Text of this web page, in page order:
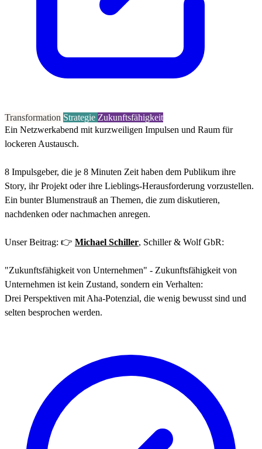
Transformation Strategie Zukunftsfähigkeit
Ein Netzwerkabend mit kurzweiligen Impulsen und Raum für
lockeren Austausch.
8 Impulsgeber, die je 8 Minuten Zeit haben dem Publikum ihre
Story, ihr Projekt oder ihre Lieblings-Herausforderung vorzustellen.
Ein bunter Blumenstrauß an Themen, die zum diskutieren,
nachdenken oder nachmachen anregen.
Unser Beitrag: 👉 Michael Schiller, Schiller & Wolf GbR:
"Zukunftsfähigkeit von Unternehmen" - Zukunftsfähigkeit von
Unternehmen ist kein Zustand, sondern ein Verhalten:
Drei Perspektiven mit Aha-Potenzial, die wenig bewusst sind und
selten besprochen werden.